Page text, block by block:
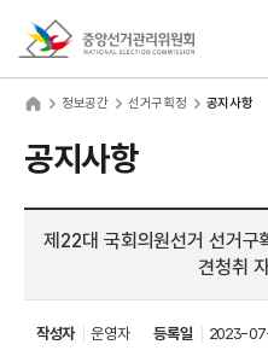
정보공간 선거구획정 공지사항
공지사항
제22대 국회의원선거 선거구
견청취
작성자 운영자 등록일 2023-